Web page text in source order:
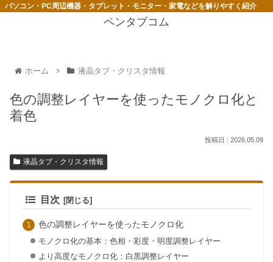
パソコン・PC周辺機器・タブレット・モニター・家電などを解りやすく紹介
ペンタブコム
ホーム 液晶タブ・クリスタ情報
色の調整レイヤーを使ったモノクロ化と
着色
2026.05.09
液晶タブ・クリスタ情報
目次
色の調整レイヤーを使ったモノクロ化
モノクロ化の基本：色相・彩度・明度調整レイヤー
より高度なモノクロ化：白黒調整レイヤー